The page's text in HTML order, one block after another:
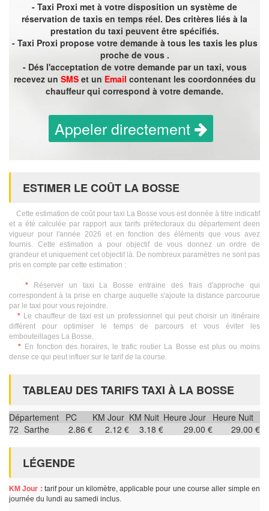
- Taxi Proxi met à votre disposition un système de
réservation de taxis en temps réel. Des critères liés à la
prestation du taxi peuvent être spécifiés.
- Taxi Proxi propose votre demande à tous les taxis les plus
proche de vous .
- Dés l'acceptation de votre demande par un taxi, vous
recevez un SMSet un Email contenant les coordonnées du
chauffeur qui correspond à votre demande.
Appeler directement
ESTIMER LE COÛT LA BOSSE
Cette estimation de coût pour taxi La Bosse vous est donnée à titre indicatif
et a été calculée par rapport aux tarifs préfectoraux du département deen
vigueur pour l'année 2026 et en fonction des éléments que vous avez
fournis. Cette estimation a pour objectif de vous donnez un ordre de
grandeur et uniquement cet objectif là. De nombreux paramètres ne sont pas
pris en compte par cette estimation :
*Réserver un taxi La Bosse entraine des frais d'approche qui
correspondent à la prise en charge auquelle s'ajoute la distance parcourue
par le taxi pour vous rejoindre.
* Le chauffeur de taxi est un professionnel qui peut choisir un itinéraire
différent pour optimiser le temps de parcours et vous éviter les
embouteillages La Bosse.
* En fonction des horaires, le trafic routier La Bosse est plus ou moins
dense ce qui peut influer sur le tarif de la course.
TABLEAU DES TARIFS TAXI À LA BOSSE
Département PC KM Jour KM Nuit Heure Jour Heure Nuit
72 Sarthe 2.86 € 2.12 € 3.18 € 29.00 € 29.00 €
LÉGENDE
KM Jour : tarif pour un kilomètre, applicable pour une course aller simple en
journée du lundi au samedi inclus.